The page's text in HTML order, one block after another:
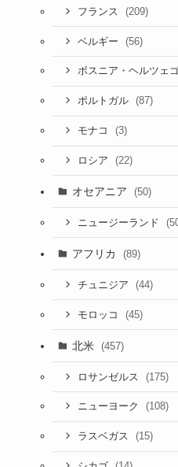
フランス (209)
ベルギー (56)
ボスニア・ヘルツェ
ポルトガル (87)
モナコ (3)
ロシア (22)
オセアニア (50)
ニュージーランド
アフリカ (89)
チュニジア (44)
モロッコ (45)
北米 (457)
ロサンゼルス (175)
ニューヨーク (108)
ラスベガス (15)